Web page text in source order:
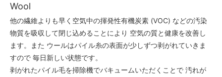
Wool
他の繊維よりも早く空気中の揮発性有機炭素 (VOC) などの汚染
物質を吸収して閉じ込めることにより 空気の質と健康を改善し
ます。また ウールはパイル糸の表面が少しずつ剥がれていきま
すので 毎日新しい状態です。
剥がれたパイル毛を掃除機でバキュームいただくことで 汚れが